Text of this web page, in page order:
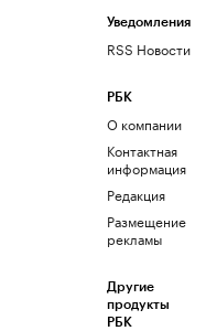
Уведомления
RSS Новости
РБК
О компании
Контактная
информация
Редакция
Размещение
рекламы
Другие
продукты
РБК